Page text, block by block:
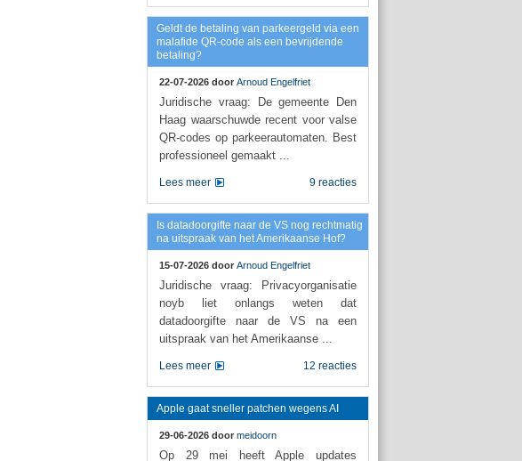
Geldt de betaling van parkeergeld via een
malafide QR-code als een bevrijdende
betaling?
22-07-2026 door Arnoud Engelfriet
Juridische vraag: De gemeente Den
Haag waarschuwde recent voor valse
QR-codes op parkeerautomaten. Best
professioneel gemaakt ...
9 reacties
Lees meer
Is datadoorgifte naar de VS nog rechtmatig
na uitspraak van het Amerikaanse Hof?
15-07-2026 door Arnoud Engelfriet
Juridische vraag: Privacyorganisatie
noyb liet onlangs weten dat
datadoorgifte naar de VS na een
uitspraak van het Amerikaanse ...
12 reacties
Lees meer
Apple gaat sneller patchen wegens AI
29-06-2026 door meidoorn
Op 29 mei heeft Apple updates